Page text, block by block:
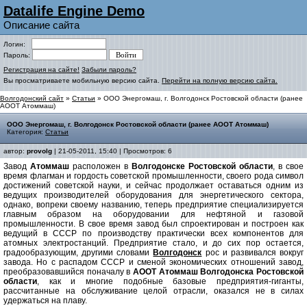
Datalife Engine Demo
Описание сайта
Логин:
Пароль:
Регистрация на сайте! Забыли пароль?
Вы просматриваете мобильную версию сайта. Перейти на полную версию сайта.
Волгодонский сайт » Статьи » ООО Энергомаш, г. Волгодонск Ростовской области (ранее
АООТ Атоммаш)
ООО Энергомаш, г. Волгодонск Ростовской области (ранее АООТ Атоммаш)
Категория: Статьи
автор: provolg | 21-05-2011, 15:40 | Просмотров: 6
Завод Атоммаш расположен в Волгодонске Ростовской области, в свое
время флагман и гордость советской промышленности, своего рода символ
достижений советской науки, и сейчас продолжает оставаться одним из
ведущих производителей оборудования для энергетического сектора,
однако, вопреки своему названию, теперь предприятие специализируется
главным образом на оборудовании для нефтяной и газовой
промышленности. В свое время завод был спроектирован и построен как
ведущий в СССР по производству практически всех компонентов для
атомных электростанций. Предприятие стало, и до сих пор остается,
градообразующим, другими словами Волгодонск рос и развивался вокруг
завода. Но с распадом СССР и сменой экономических отношений завод,
преобразовавшийся поначалу в АООТ Атоммаш Волгодонска Ростовской
области, как и многие подобные базовые предприятия-гиганты,
рассчитанные на обслуживание целой отрасли, оказался не в силах
удержаться на плаву.